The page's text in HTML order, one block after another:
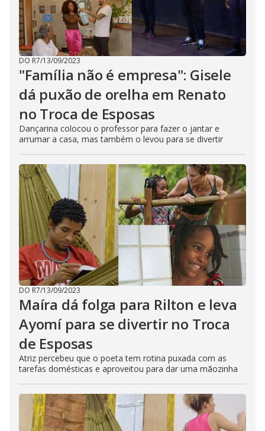
DO R7/13/09/2023
"Família não é empresa": Gisele
dá puxão de orelha em Renato
no Troca de Esposas
Dançarina colocou o professor para fazer o jantar e
arrumar a casa, mas também o levou para se divertir
DO R7/13/09/2023
Maíra dá folga para Rilton e leva
Ayomí para se divertir no Troca
de Esposas
Atriz percebeu que o poeta tem rotina puxada com as
tarefas domésticas e aproveitou para dar uma mãozinha